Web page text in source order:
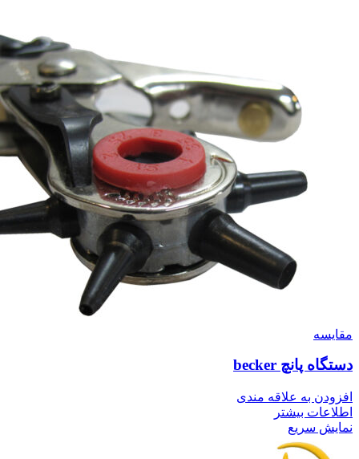
مقايسه
دستگاه پانچ becker
افزودن به علاقه مندی
اطلاعات بیشتر
نمایش سریع